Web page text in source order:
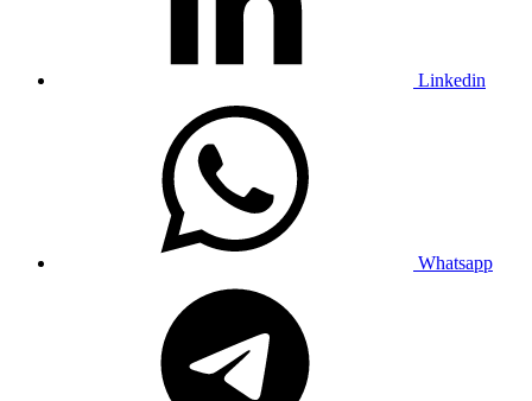
Linkedin
Whatsapp